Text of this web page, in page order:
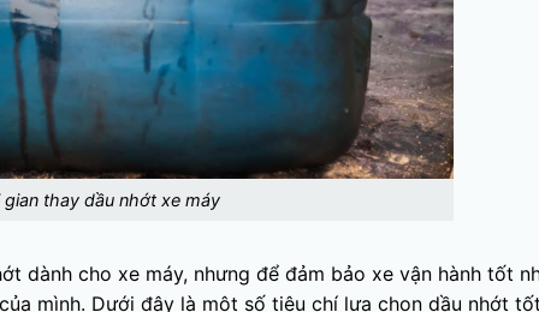
gian thay dầu nhớt xe máy
dành cho xe máy, nhưng để đảm bảo xe vận hành tốt
mình. Dưới đây là một số tiêu chí lựa chọn dầu nhớt